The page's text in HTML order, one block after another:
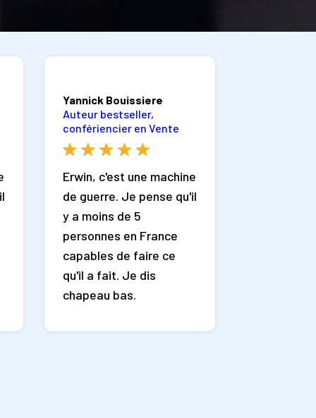
Yannick Bouissiere
Auteur bestseller,
confériencier en Vente
Erwin, c'est une machine
de guerre. Je pense qu'il
y a moins de 5
personnes en France
capables de faire ce
qu'il a fait. Je dis
chapeau bas.